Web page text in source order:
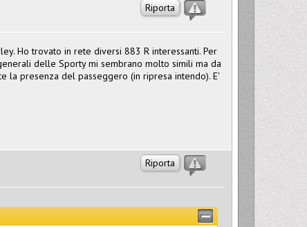
Riporta
Ho trovato in rete diversi 883 R interessanti. Per
delle Sporty mi sembrano molto simili ma da
la presenza del passeggero (in ripresa intendo). E'
Riporta